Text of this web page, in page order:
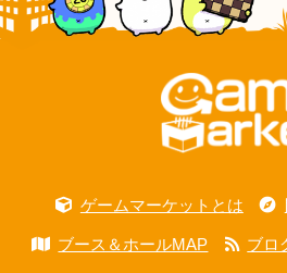
ゲームマーケットとは
ブース＆ホールMAP ブロ